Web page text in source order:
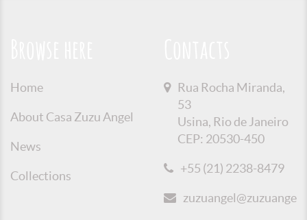
Home
About Casa Zuzu Angel
News
Collections
Rua Rocha Miranda,
53
Usina, Rio de Janeiro
CEP: 20530-450
+55 (21) 2238-8479